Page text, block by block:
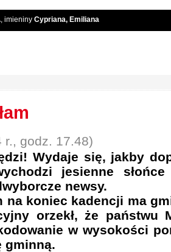
, imieniny Cypriana, Emiliana
r., godz. 17.48)
Wydaje się, jakby
jesienne
newsy.
na koniec kadencji ma
orzekł, że państwu
w wysokości
gminną.